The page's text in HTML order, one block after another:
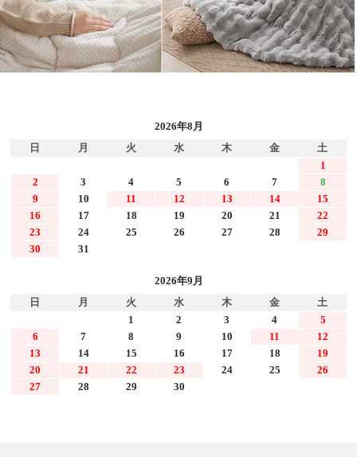
2026年8月
日
月 火 水 木 金
土
1
2
3 4 5 6 7
8
9
10 11 12 13 14
15
16
17 18 19 20 21
22
23
24 25 26 27 28
29
30
31
2026年9月
日
月 火 水 木 金
土
1
2 3 4
5
6
7 8 9 10 11
12
13
14 15 16 17 18
19
20
21 22 23 24 25
26
27
28 29 30